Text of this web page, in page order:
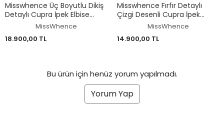
Misswhence Üç Boyutlu Dikiş
Detaylı Cupra İpek Elbise
MissWhence
18.900,00 TL
Misswhence Fırfır Detaylı
Çizgi Desenli Cupra İpek
Elbise 39808MissWhence
14.900,00 TL
Bu ürün için henüz yorum yapılmadı.
Yorum Yap